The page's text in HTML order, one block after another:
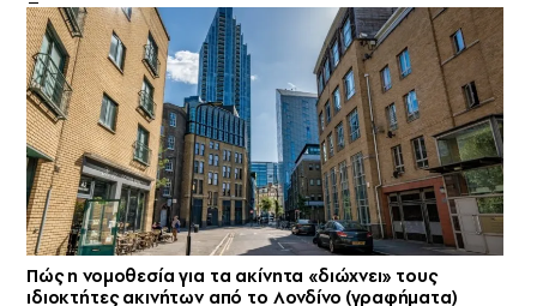
Πώς η νομοθεσία για τα ακίνητα «διώχνει» τους
ιδιοκτήτες ακινήτων από το Λονδίνο (γραφήματα)